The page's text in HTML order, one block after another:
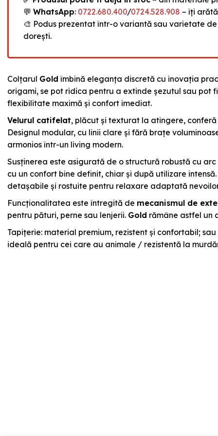
💬 WhatsApp: 0722.680.400/0724.528.908 – îți
🎨 Podus prezentat într-o variantă sau varietate
dorești.
Colțarul Gold îmbină eleganța discretă cu inovația
origami, se pot ridica pentru a extinde șezutul sau
flexibilitate maximă și confort imediat.
Velurul catifelat, plăcut și texturat la atingere,
Designul modular, cu linii clare și fără brațe
armonios într-un living modern.
Susținerea este asigurată de o structură robustă cu
cu un confort bine definit, chiar și după utilizare
detașabile și rostuite pentru relaxare adaptată
Funcționalitatea este întregită de mecanismul de
pentru pături, perne sau lenjerii. Gold rămâne astfel un
Tapițerie: material premium, rezistent și confortabil;
ideală pentru cei care au animale / rezistentă la